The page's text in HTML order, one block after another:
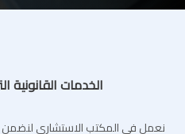
الخدمات القانونية
نعمل فى المكتب الاستشاري